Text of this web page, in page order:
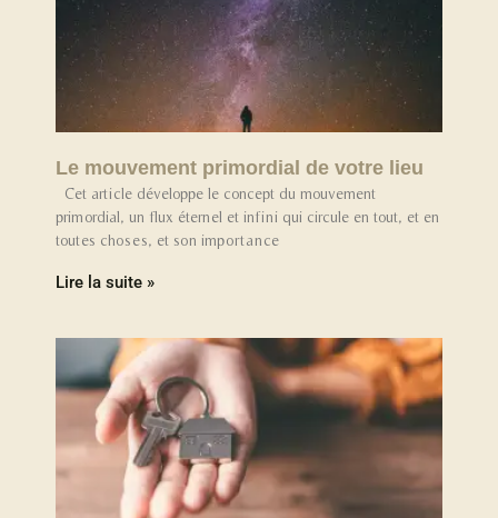
Le mouvement primordial de votre lieu
Cet article développe le concept du mouvement
primordial, un flux éternel et infini qui circule en tout, et en
toutes choses, et son importance
Lire la suite »